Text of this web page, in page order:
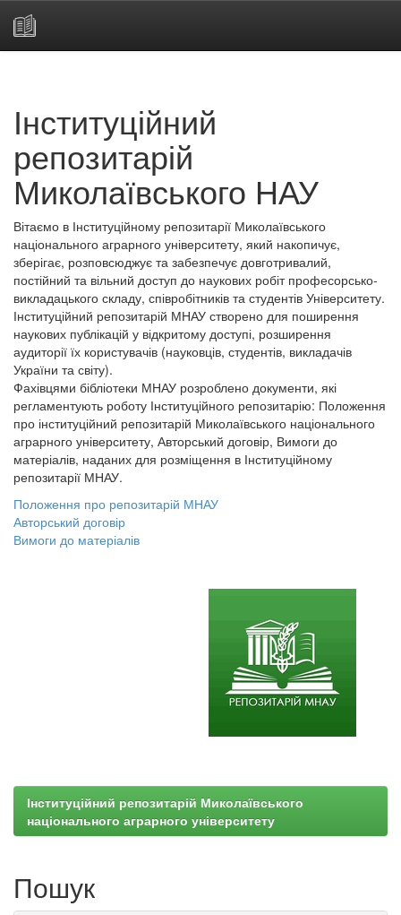
Інституційний
репозитарій
Миколаївського НАУ
Вітаємо в Інституційному репозитарії Миколаївського
національного аграрного університету, який накопичує,
зберігає, розповсюджує та забезпечує довготривалий,
постійний та вільний доступ до наукових робіт професорсько-
викладацького складу, співробітників та студентів Університету.
Інституційний репозитарій МНАУ створено для поширення
наукових публікацій у відкритому доступі, розширення
аудиторії їх користувачів (науковців, студентів, викладачів
України та світу).
Фахівцями бібліотеки МНАУ розроблено документи, які
регламентують роботу Інституційного репозитарію: Положення
про інституційний репозитарій Миколаївського національного
аграрного університету, Авторський договір, Вимоги до
матеріалів, наданих для розміщення в Інституційному
репозитарії МНАУ.
Положення про репозитарій МНАУ
Авторський договір
Вимоги до матеріалів
Інституційний репозитарій Миколаївського
національного аграрного університету
Пошук